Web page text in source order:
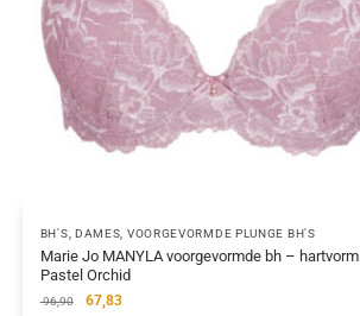
BH'S DAMES VOORGEVORMDE PLUNGE BH'S
Marie Jo MANYLA voorgevormde bh – hartvorm
Pastel Orchid
96,90 67,83